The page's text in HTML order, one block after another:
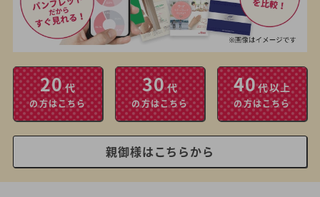
20代
の方はこちら
30代
の方はこちら
40代以上
の方はこちら
親御様はこちらから